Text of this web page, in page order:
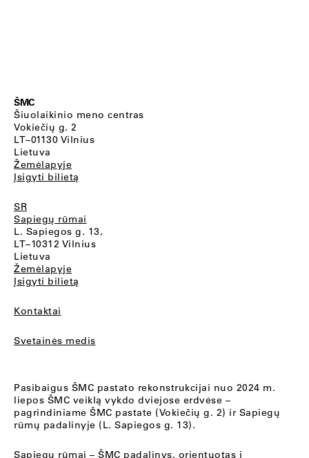
ŠMC
Šiuolaikinio meno centras
Vokiečių g. 2
LT–01130 Vilnius
Lietuva
Žemėlapyje
Įsigyti bilietą
SR
Sapiegų rūmai
L. Sapiegos g. 13,
LT–10312 Vilnius
Lietuva
Žemėlapyje
Įsigyti bilietą
Kontaktai
Svetainės medis
Pasibaigus ŠMC pastato rekonstrukcijai nuo 2024 m.
liepos ŠMC veiklą vykdo dviejose erdvėse –
pagrindiniame ŠMC pastate (Vokiečių g. 2) ir Sapiegų
rūmų padalinyje (L. Sapiegos g. 13).
Sapiegų rūmai – ŠMC padalinys, orientuotas į